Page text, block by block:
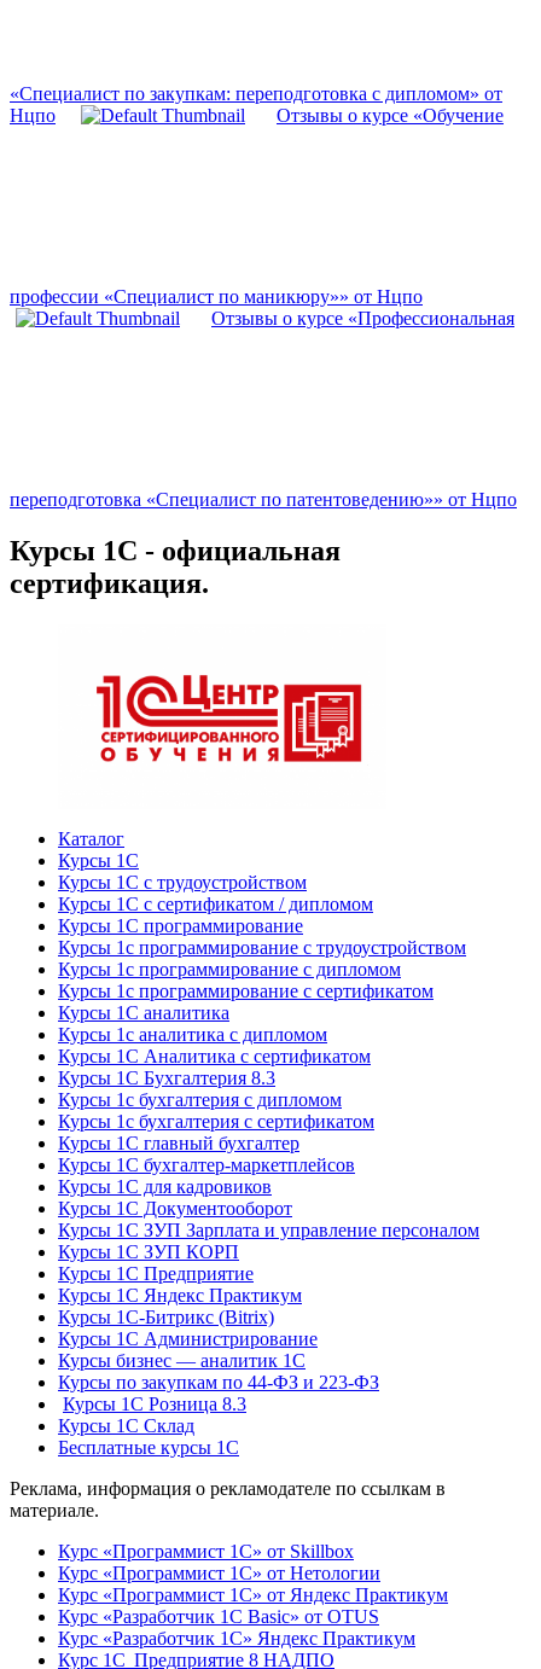
«Специалист по закупкам: переподготовка с дипломом» от
Нцпо
Отзывы о курсе «Обучение
профессии «Специалист по маникюру»» от Нцпо
Отзывы о курсе «Профессиональная
переподготовка «Специалист по патентоведению»» от Нцпо
Курсы 1С - официальная
сертификация.
Каталог
Курсы 1С
Курсы 1С с трудоустройством
Курсы 1С с сертификатом / дипломом
Курсы 1С программирование
Курсы 1с программирование с трудоустройством
Курсы 1с программирование с дипломом
Курсы 1с программирование с сертификатом
Курсы 1С аналитика
Курсы 1с аналитика с дипломом
Курсы 1С Аналитика с сертификатом
Курсы 1С Бухгалтерия 8.3
Курсы 1с бухгалтерия с дипломом
Курсы 1с бухгалтерия с сертификатом
Курсы 1С главный бухгалтер
Курсы 1С бухгалтер-маркетплейсов
Курсы 1С для кадровиков
Курсы 1С Документооборот
Курсы 1С ЗУП Зарплата и управление персоналом
Курсы 1С ЗУП КОРП
Курсы 1С Предприятие
Курсы 1С Яндекс Практикум
Курсы 1С-Битрикс (Bitrix)
Курсы 1С Администрирование
Курсы бизнес — аналитик 1С
Курсы по закупкам по 44‑ФЗ и 223‑ФЗ
Курсы 1С Розница 8.3
Курсы 1С Склад
Бесплатные курсы 1С
Реклама, информация о рекламодателе по ссылкам в
материале.
Курс «Программист 1С» от Skillbox
Курс «Программист 1С» от Нетологии
Курс «Программист 1С» от Яндекс Практикум
Курс «Разработчик 1С Basic» от OTUS
Курс «Разработчик 1С» Яндекс Практикум
Курс 1С Предприятие 8 НАДПО